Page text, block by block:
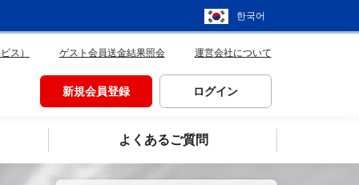
한국어
ス） ゲスト会員送金結果照会 運営会社について
新規会員登録 ログイン
よくあるご質問